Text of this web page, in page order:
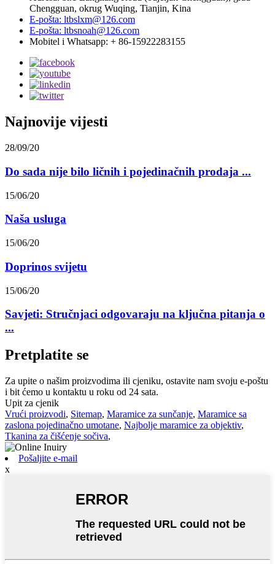
Chengguan, okrug Wuqing, Tianjin, Kina
E-pošta: ltbslxm@126.com
E-pošta: ltbsnoah@126.com
Mobitel i Whatsapp: + 86-15922283155
Najnovije vijesti
28/09/20
Do sada nije bilo ličnih i pojedinačnih prodaja ...
15/06/20
Naša usluga
15/06/20
Doprinos svijetu
15/06/20
Savjeti: Stručnjaci odgovaraju na ključna pitanja o
...
Pretplatite se
Za upite o našim proizvodima ili cjeniku, ostavite nam svoju e-poštu
i bit ćemo u kontaktu u roku od 24 sata.
Upit za cjenik
Vrući proizvodi, Sitemap, Maramice za sunčanje, Maramice sa
zaslona pojedinačno umotane, Najbolje maramice za objektiv,
Tkanina za čišćenje sočiva,
Pošaljite e-mail
x